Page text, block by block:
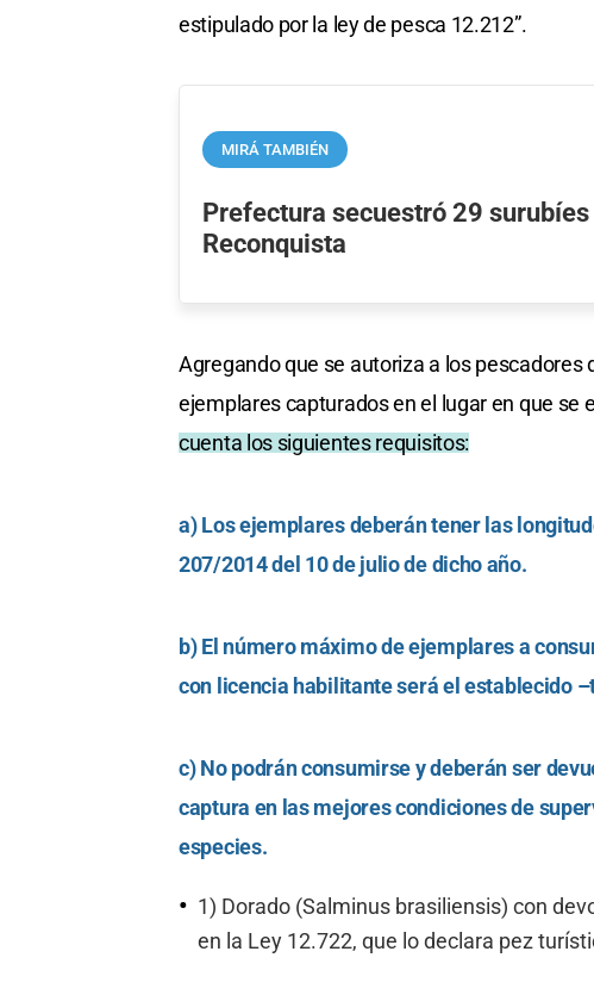
estipulado por la ley de pesca 12.212”.
MIRÁ TAMBIÉN
Prefectura secuestró 29
Reconquista
Agregando que se autoriza a los
ejemplares capturados en el lugar en que se
cuenta los siguientes requisitos:
a) Los ejemplares deberán tener las
207/2014 del 10 de julio de dicho año.
b) El número máximo de ejemplares a
con licencia habilitante será el establecido
c) No podrán consumirse y deberán ser
captura en las mejores condiciones de
especies.
1) Dorado (Salminus brasiliensis) con
en la Ley 12.722, que lo declara pez